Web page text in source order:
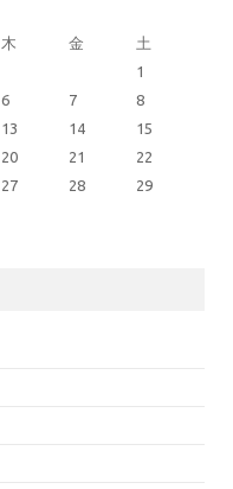
木 金
土
1
6 7
8
13 14
15
20 21
22
27 28
29